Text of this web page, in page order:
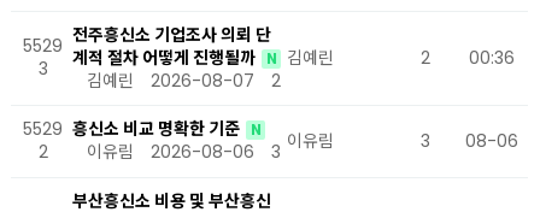
5529
3
전주흥신소 기업조사 의뢰 단
계적 절차 어떻게 진행될까
N
김예린 2026-08-07 2
김예린 2 00:36
5529
2
흥신소 비교 명확한 기준 N
이유림 2026-08-06 3 이유림 3 08-06
부산흥신소 비용 및 부산흥신